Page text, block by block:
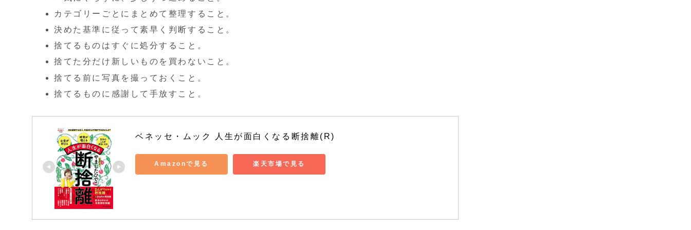
カテゴリーごとにまとめて整理すること。
決めた基準に従って素早く判断すること。
捨てるものはすぐに処分すること。
捨てた分だけ新しいものを買わないこと。
捨てる前に写真を撮っておくこと。
捨てるものに感謝して手放すこと。
ベネッセ・ムック 人生が面白くなる断捨離(R)
Amazonで見る 楽天市場で見る